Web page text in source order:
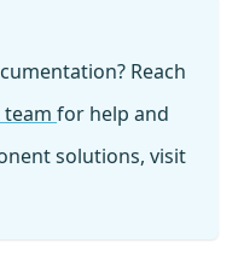
Reach
for help and
solutions, visit